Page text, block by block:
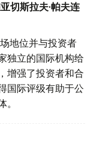
切斯拉夫·帕夫连
地位并与投资者
独立的国际机构给
增强了投资者和合
国际评级有助于公